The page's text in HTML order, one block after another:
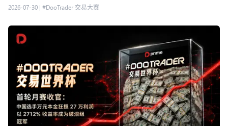
2026-07-30 | #DooTrader 交易大赛